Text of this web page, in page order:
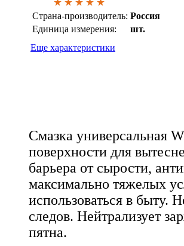
Страна-производитель: Россия
Единица измерения:
шт.
Еще характеристики
Смазка универсальная
поверхности для
барьера от сырости,
максимально тяжелых
использоваться в быту.
следов. Нейтрализует
пятна.